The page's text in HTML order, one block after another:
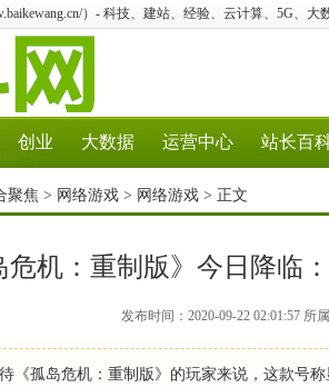
）- 科技、建站、经验、云计算、5G、大
创业 大数据 运营中心 站长百
聚焦 > 网络游戏 > 网络游戏 > 正文
危机：重制版》今日降临
发布时间：2020-09-22 02:01:57
《孤岛危机：重制版》的玩家来说，这款号